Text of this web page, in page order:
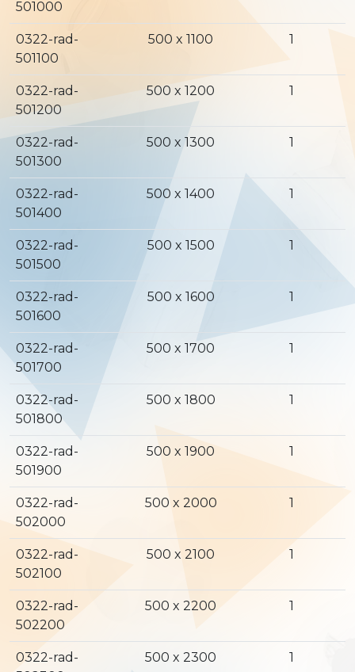
501000
0322-rad-
501100
500 x 1100 1
0322-rad-
501200
500 x 1200 1
0322-rad-
501300
500 x 1300 1
0322-rad-
501400
500 x 1400 1
0322-rad-
501500
500 x 1500 1
0322-rad-
501600
500 x 1600 1
0322-rad-
501700
500 x 1700 1
0322-rad-
501800
500 x 1800 1
0322-rad-
501900
500 x 1900 1
0322-rad-
502000
500 x 2000 1
0322-rad-
502100
500 x 2100 1
0322-rad-
502200
500 x 2200 1
0322-rad-
500 x 2300 1